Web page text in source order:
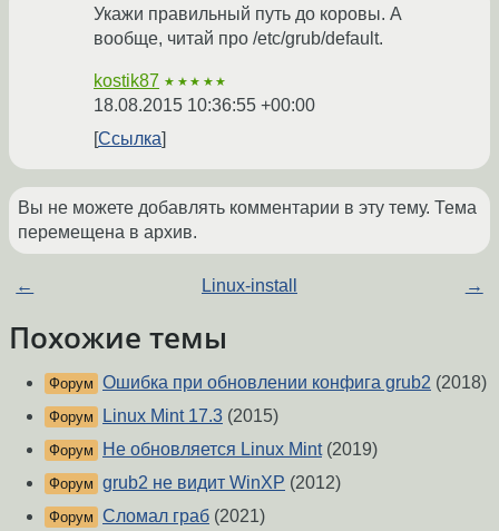
Укажи правильный путь до коровы. А
вообще, читай про /etc/grub/default.
kostik87 ★★★★★
18.08.2015 10:36:55 +00:00
Ссылка
Вы не можете добавлять комментарии в эту тему. Тема
перемещена в архив.
← Linux-install →
Похожие темы
Форум Ошибка при обновлении конфига grub2 (2018)
Форум Linux Mint 17.3 (2015)
Форум Не обновляется Linux Mint(2019)
Форум grub2 не видит WinXP (2012)
Форум Сломал граб (2021)